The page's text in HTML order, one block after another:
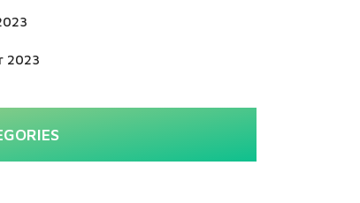
2023